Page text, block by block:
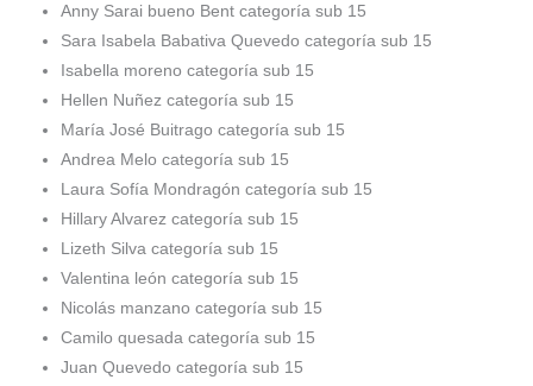
Anny Sarai bueno Bent categoría sub 15
Sara Isabela Babativa Quevedo categoría sub 15
Isabella moreno categoría sub 15
Hellen Nuñez categoría sub 15
María José Buitrago categoría sub 15
Andrea Melo categoría sub 15
Laura Sofía Mondragón categoría sub 15
Hillary Alvarez categoría sub 15
Lizeth Silva categoría sub 15
Valentina león categoría sub 15
Nicolás manzano categoría sub 15
Camilo quesada categoría sub 15
Juan Quevedo categoría sub 15